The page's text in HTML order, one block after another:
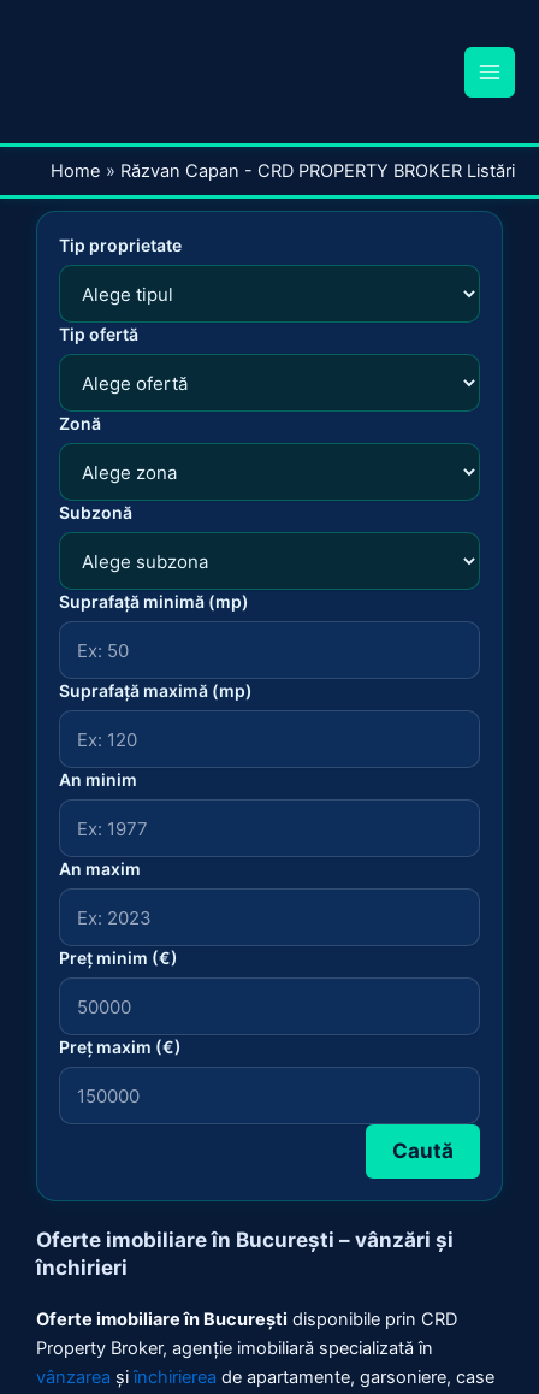
Home Răzvan Capan - CRD PROPERTY BROKER Listări
Tip proprietate
Tip ofertă
Zonă
Subzonă
Suprafață minimă (mp)
Suprafață maximă (mp)
An minim
An maxim
Preț minim (€)
Preț maxim (€)
Caută
Oferte imobiliare în București – vânzări și
închirieri
Oferte imobiliare în București disponibile prin CRD
Property Broker, agenție imobiliară specializată în
vânzarea și închirierea de apartamente, garsoniere, case